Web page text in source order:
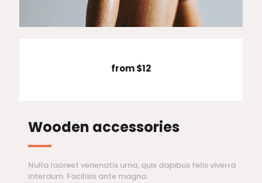
from $12
Wooden accessories
Nulla laoreet venenatis urna, quis dapibus felis viverra
interdum. Facilisis ante magna.